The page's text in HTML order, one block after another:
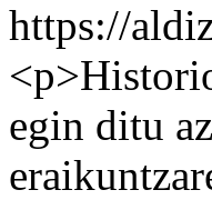
https://
egin ditu